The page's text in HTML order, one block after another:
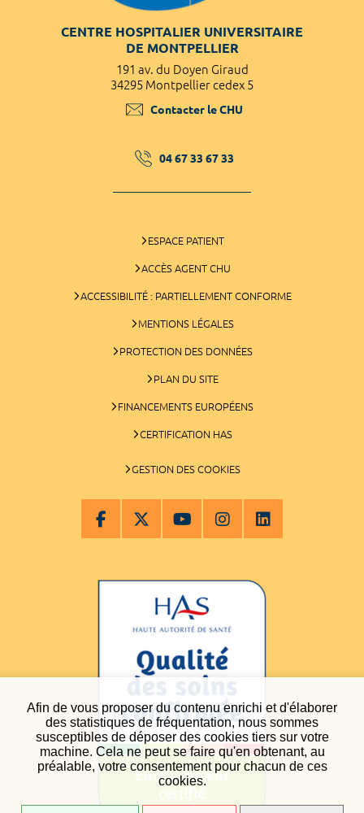
Afin de vous proposer du contenu enrichi et d'élaborer
des statistiques de fréquentation, nous sommes
susceptibles de déposer des cookies tiers sur votre
machine. Cela ne peut se faire qu'en obtenant, au
préalable, votre consentement pour chacun de ces
cookies.
CENTRE HOSPITALIER UNIVERSITAIRE
DE MONTPELLIER
191 av. du Doyen Giraud
34295 Montpellier cedex 5
Contacter le CHU
04 67 33 67 33
ESPACE PATIENT
ACCÈS AGENT CHU
ACCESSIBILITÉ : PARTIELLEMENT CONFORME
MENTIONS LÉGALES
PROTECTION DES DONNÉES
PLAN DU SITE
FINANCEMENTS EUROPÉENS
CERTIFICATION HAS
GESTION DES COOKIES